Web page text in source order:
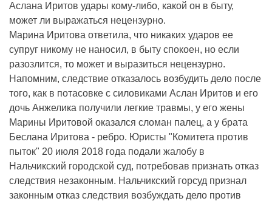
Аслана Иритов удары кому-либо, какой он в быту,
может ли выражаться нецензурно.
Марина Иритова ответила, что никаких ударов ее
супруг никому не наносил, в быту спокоен, но если
разозлится, то может и выразиться нецензурно.
Напомним, следствие отказалось возбудить дело после
того, как в потасовке с силовиками Аслан Иритов и его
дочь Анжелика получили легкие травмы, у его жены
Марины Иритовой оказался сломан палец, а у брата
Беслана Иритова - ребро. Юристы "Комитета против
пыток" 20 июля 2018 года подали жалобу в
Нальчикский городской суд, потребовав признать отказ
следствия незаконным. Нальчикский горсуд признал
законным отказ следствия возбуждать дело против